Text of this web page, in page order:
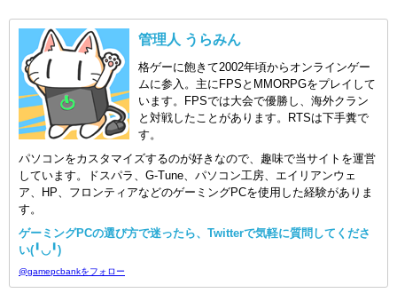
管理人 うらみん
格ゲーに飽きて2002年頃からオンラインゲー
ムに参入。主にFPSとMMORPGをプレイして
います。FPSでは大会で優勝し、海外クラン
と対戦したことがあります。RTSは下手糞で
す。
パソコンをカスタマイズするのが好きなので、趣味で当サイトを運営
しています。ドスパラ、G-Tune、パソコン工房、エイリアンウェ
ア、HP、フロンティアなどのゲーミングPCを使用した経験がありま
す。
ゲーミングPCの選び方で迷ったら、Twitterで気軽に質問してくださ
い(╹◡╹)
@gamepcbankをフォロー